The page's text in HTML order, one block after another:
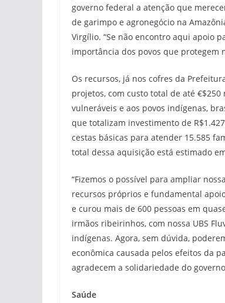
governo federal a atenção que
de garimpo e agronegócio na
Virgílio. “Se não encontro aqui apoio
importância dos povos que protegem
Os recursos, já nos cofres da
projetos, com custo total de até
vulneráveis e aos povos indígenas,
que totalizam investimento de
cestas básicas para atender 15.585
total dessa aquisição está estimado
“Fizemos o possível para ampliar
recursos próprios e fundamental
e curou mais de 600 pessoas em
irmãos ribeirinhos, com nossa UBS
indígenas. Agora, sem dúvida,
econômica causada pelos efeitos da
agradecem a solidariedade do
Saúde